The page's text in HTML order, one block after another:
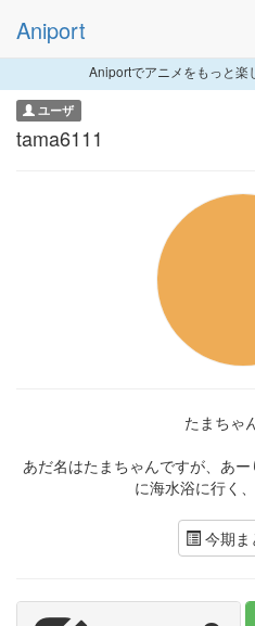
Aniport
Aniportでアニメをもっと楽
ユーザ
tama6111
たまちゃ
あだ名はたまちゃんですが、あ
に海水浴に行く
今期ま